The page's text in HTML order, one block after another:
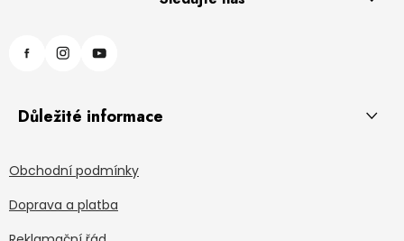
Důležité informace
Obchodní podmínky
Doprava a platba